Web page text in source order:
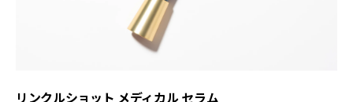
リンクルショット メディカル セラム